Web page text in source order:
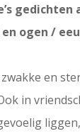
ogen /
en
in